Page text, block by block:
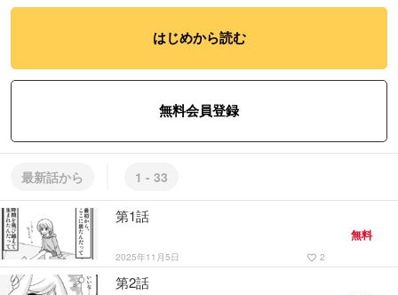
#日常系 #ヒューマン・ドラマ
はじめから読む
無料会員登録
最新話から 1 - 33
第1話
2025年11月5日 favorite_border 2
無料
第2話